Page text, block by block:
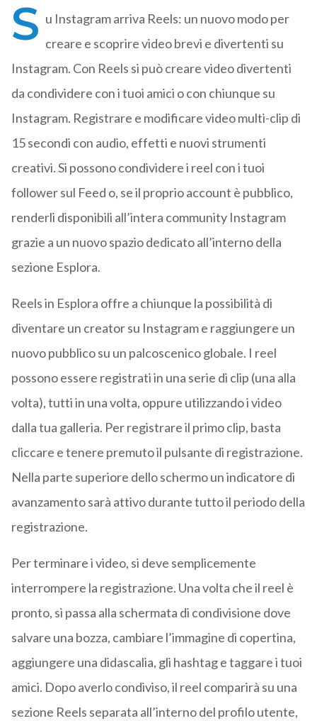
S u Instagram arriva Reels: un nuovo modo per
creare e scoprire video brevi e divertenti su
Instagram. Con Reels si può creare video divertenti
da condividere con i tuoi amici o con chiunque su
Instagram. Registrare e modificare video multi-clip di
15 secondi con audio, effetti e nuovi strumenti
creativi. Si possono condividere i reel con i tuoi
follower sul Feed o, se il proprio account è pubblico,
renderli disponibili all’intera community Instagram
grazie a un nuovo spazio dedicato all’interno della
sezione Esplora.
Reels in Esplora offre a chiunque la possibilità di
diventare un creator su Instagram e raggiungere un
nuovo pubblico su un palcoscenico globale. I reel
possono essere registrati in una serie di clip (una alla
volta), tutti in una volta, oppure utilizzando i video
dalla tua galleria. Per registrare il primo clip, basta
cliccare e tenere premuto il pulsante di registrazione.
Nella parte superiore dello schermo un indicatore di
avanzamento sarà attivo durante tutto il periodo della
registrazione.
Per terminare i video, si deve semplicemente
interrompere la registrazione. Una volta che il reel è
pronto, si passa alla schermata di condivisione dove
salvare una bozza, cambiare l’immagine di copertina,
aggiungere una didascalia, gli hashtag e taggare i tuoi
amici. Dopo averlo condiviso, il reel comparirà su una
sezione Reels separata all’interno del profilo utente,